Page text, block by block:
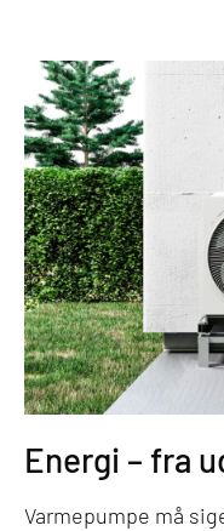
Energi – fra
Varmepumpe må